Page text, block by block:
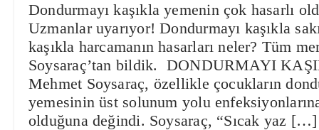
Dondurmayı kaşıkla yemenin çok hasarlı
Uzmanlar uyarıyor! Dondurmayı kaşıkla
kaşıkla harcamanın hasarları neler? Tüm
Soysaraç’tan bildik. DONDURMAYI
Mehmet Soysaraç, özellikle çocukların
yemesinin üst solunum yolu
olduğuna değindi. Soysaraç, “Sıcak yaz […]